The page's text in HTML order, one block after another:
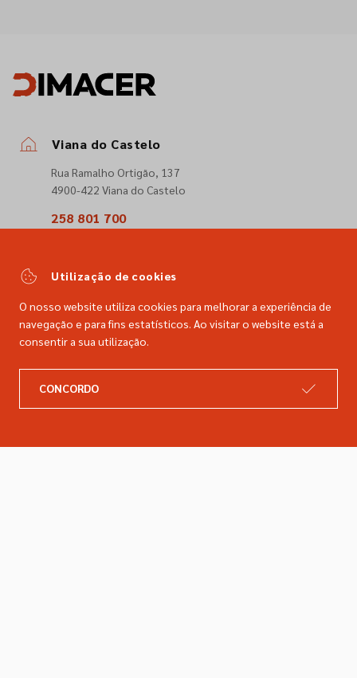
Viana do Castelo
Rua Ramalho Ortigão, 137
4900-422 Viana do Castelo
258 801 700
comercial@dimacer.com
Catálogo
Utilização de cookies
O nosso website utiliza cookies para melhorar a experiência de
navegação e para fins estatísticos. Ao visitar o website está a
consentir a sua utilização.
CONCORDO